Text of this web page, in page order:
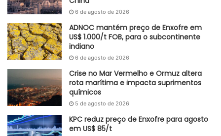
6 de agosto de 2026
ADNOC mantém preço de Enxofre em
US$ 1.000/t FOB, para o subcontinente
indiano
6 de agosto de 2026
Crise no Mar Vermelho e Ormuz altera
rota marítima e impacta suprimentos
químicos
5 de agosto de 2026
KPC reduz preço de Enxofre para agosto
em US$ 85/t